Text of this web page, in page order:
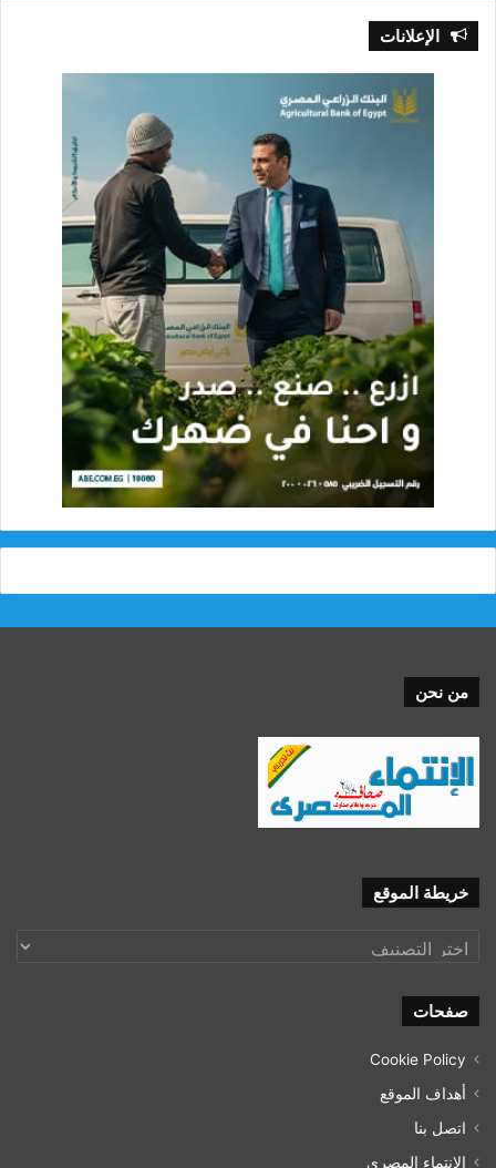
الإعلانات
من نحن
خريطة الموقع
خريطة
الموقع
صفحات
Cookie Policy
أهداف الموقع
اتصل بنا
الانتماء المصري